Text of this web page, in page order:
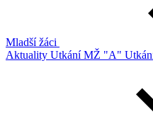
Mladší žáci
Aktuality Utkání MŽ "A"